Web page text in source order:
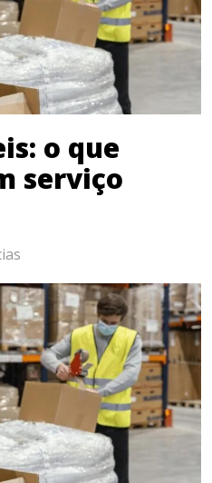
o que
serviço